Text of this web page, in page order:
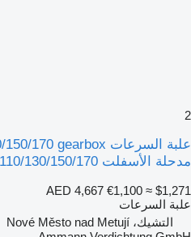
2
مدحلة الأسفلت Ammann ASC 110/130/150/170
AED 4,667 €1,100 ≈ $1,271
علبة السرعات
التشيك، Nové Město nad Metují